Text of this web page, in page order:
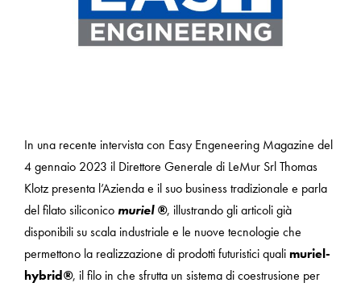
In una recente intervista con Easy Engeneering Magazine del
4 gennaio 2023 il Direttore Generale di LeMur Srl Thomas
Klotz presenta l’Azienda e il suo business tradizionale e parla
del filato siliconico muriel ®, illustrando gli articoli già
disponibili su scala industriale e le nuove tecnologie che
permettono la realizzazione di prodotti futuristici qualimuriel-
hybrid®, il filo in che sfrutta un sistema di coestrusione per